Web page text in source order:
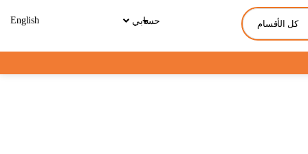
كل الأقسام حسابي English